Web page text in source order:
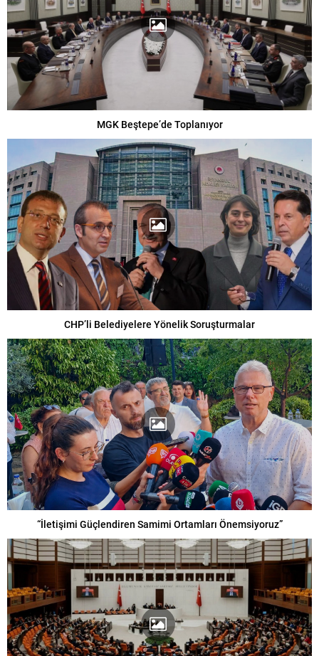
MGK Beştepe’de Toplanıyor
CHP’li Belediyelere Yönelik Soruşturmalar
“İletişimi Güçlendiren Samimi Ortamları Önemsiyoruz”